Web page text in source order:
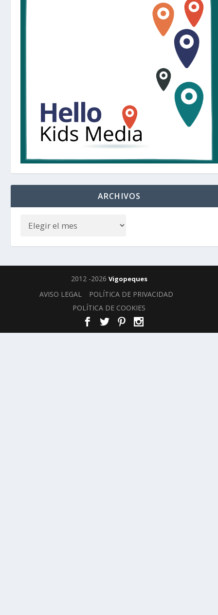
ARCHIVOS
2012 -2026 Vigopeques
AVISO LEGAL
POLÍTICA DE PRIVACIDAD
POLÍTICA DE COOKIES